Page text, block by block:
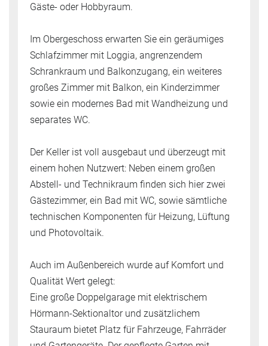
Gäste- oder Hobbyraum.
Im Obergeschoss erwarten Sie ein geräumiges
Schlafzimmer mit Loggia, angrenzendem
Schrankraum und Balkonzugang, ein weiteres
großes Zimmer mit Balkon, ein Kinderzimmer
sowie ein modernes Bad mit Wandheizung und
separates WC.
Der Keller ist voll ausgebaut und überzeugt mit
einem hohen Nutzwert: Neben einem großen
Abstell- und Technikraum finden sich hier zwei
Gästezimmer, ein Bad mit WC, sowie sämtliche
technischen Komponenten für Heizung, Lüftung
und Photovoltaik.
Auch im Außenbereich wurde auf Komfort und
Qualität Wert gelegt:
Eine große Doppelgarage mit elektrischem
Hörmann-Sektionaltor und zusätzlichem
Stauraum bietet Platz für Fahrzeuge, Fahrräder